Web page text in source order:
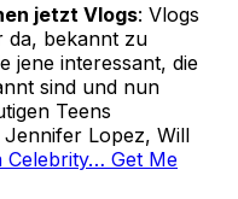
jetzt Vlogs: Vlogs
da, bekannt zu
jene interessant, die
sind und nun
Teens
Lopez, Will
Celebrity… Get Me